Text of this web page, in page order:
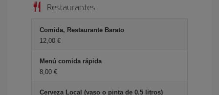
Restaurantes
Comida, Restaurante Barato
12,00 €
Menú comida rápida
8,00 €
Cerveza Local (vaso o pinta de 0.5 litros)